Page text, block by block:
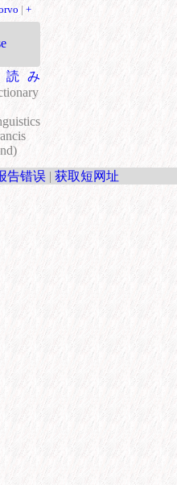
| +
読み
告错误 | 获取短网址